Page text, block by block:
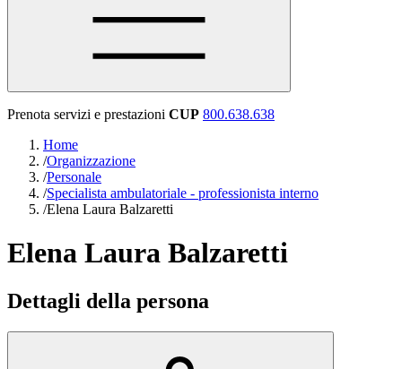
Prenota servizi e prestazioni CUP 800.638.638
Home
/Organizzazione
/Personale
/Specialista ambulatoriale - professionista interno
/Elena Laura Balzaretti
Elena Laura Balzaretti
Dettagli della persona